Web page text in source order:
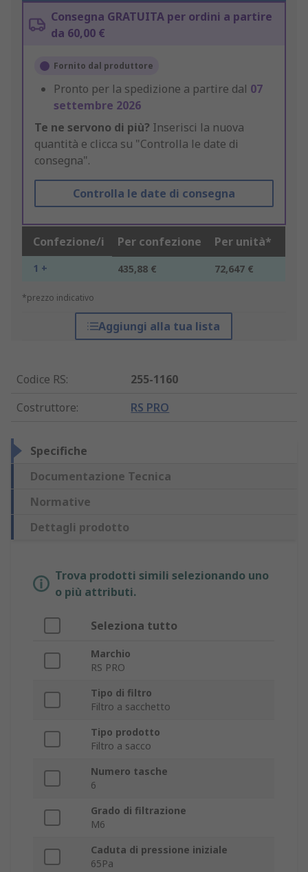
Consegna GRATUITA per ordini a partire
da 60,00 €
Fornito dal produttore
Pronto per la spedizione a partire dal 07
settembre 2026
Te ne servono di più? Inserisci la nuova
quantità e clicca su "Controlla le date di
consegna".
Controlla le date di consegna
Confezione/i Per confezione Per unità*
1 + 435,88 € 72,647 €
*prezzo indicativo
Aggiungi alla tua lista
Codice RS:
255-1160
Costruttore: RS PRO
Specifiche
Documentazione Tecnica
Normative
Dettagli prodotto
Trova prodotti simili selezionando uno
o più attributi.
Seleziona tutto
Marchio
RS PRO
Tipo di filtro
Filtro a sacchetto
Tipo prodotto
Filtro a sacco
Numero tasche
6
Grado di filtrazione
M6
Caduta di pressione iniziale
65Pa